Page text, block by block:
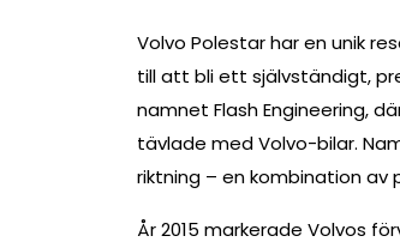
Volvo Polestar har en unik
till att bli ett självständigt,
namnet Flash Engineering,
tävlade med Volvo-bilar.
riktning – en kombination av
År 2015 markerade Volvos